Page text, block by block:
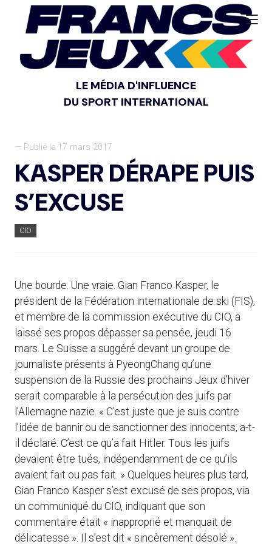
LE MÉDIA D'INFLUENCE
DU SPORT INTERNATIONAL
— Publié le 17 mars 2017
KASPER DÉRAPE PUIS
S’EXCUSE
CIO
Une bourde. Une vraie. Gian Franco Kasper, le
président de la Fédération internationale de ski (FIS),
et membre de la commission exécutive du CIO, a
laissé ses propos dépasser sa pensée, jeudi 16
mars. Le Suisse a suggéré devant un groupe de
journaliste présents à PyeongChang qu’une
suspension de la Russie des prochains Jeux d’hiver
serait comparable à la persécution des juifs par
l’Allemagne nazie. « C’est juste que je suis contre
l’idée de bannir ou de sanctionner des innocents, a-t-
il déclaré. C’est ce qu’a fait Hitler. Tous les juifs
devaient être tués, indépendamment de ce qu’ils
avaient fait ou pas fait. » Quelques heures plus tard,
Gian Franco Kasper s’est excusé de ses propos, via
un communiqué du CIO, indiquant que son
commentaire était « inapproprié et manquait de
délicatesse ». Il s’est dit « sincèrement désolé ».